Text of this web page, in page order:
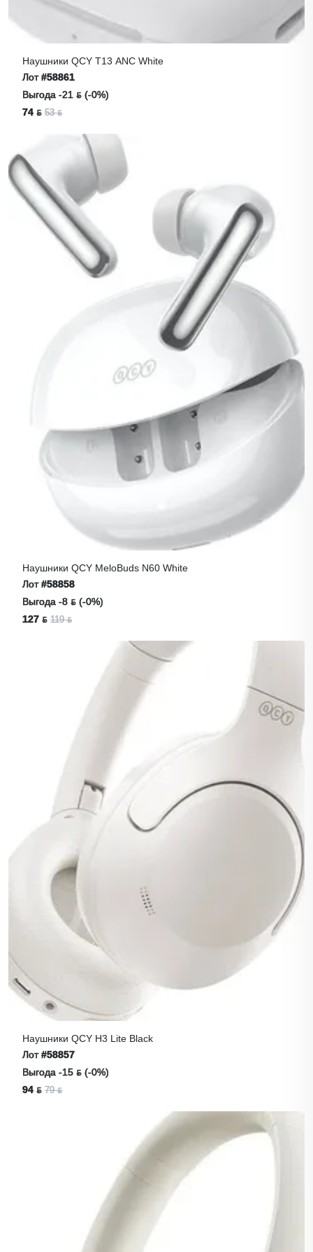
Наушники QCY T13 ANC White
Лот#58861
Выгода -21 ƃ (-0%)
74 ƃ 53 ƃ
Наушники QCY MeloBuds N60 White
Лот#58858
Выгода -8 ƃ (-0%)
127 ƃ 119 ƃ
Наушники QCY H3 Lite Black
Лот#58857
Выгода -15 ƃ (-0%)
94 ƃ 79 ƃ